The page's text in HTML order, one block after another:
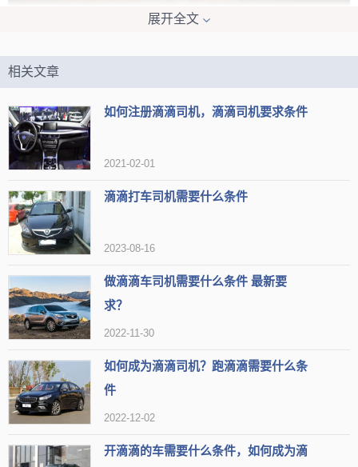
展开全文
相关文章
如何注册滴滴司机，滴滴司机要求条件
2021-02-01
滴滴打车司机需要什么条件
2023-08-16
做滴滴车司机需要什么条件 最新要
求？
2022-11-30
如何成为滴滴司机？跑滴滴需要什么条
件
2022-12-02
开滴滴的车需要什么条件，如何成为滴